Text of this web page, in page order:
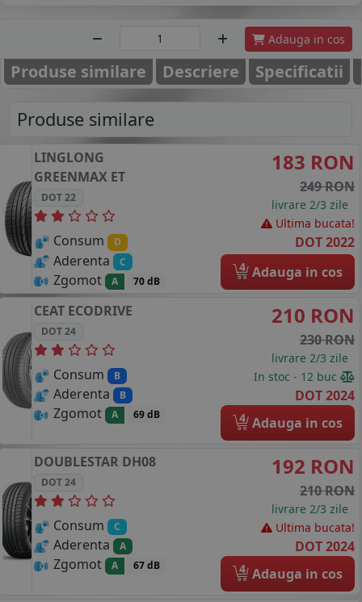
Adauga in cos
Produse similare Descriere Specificatii
Produse similare
LINGLONG
GREENMAX ET
DOT 22
Consum D
Aderenta C
Zgomot A 70 dB
183 RON
249 RON
livrare 2/3 zile
Ultima bucata!
DOT 2022
4 Adauga in cos
CEAT ECODRIVE
DOT 24
Consum B
Aderenta B
Zgomot A 69 dB
210 RON
230 RON
livrare 2/3 zile
In stoc - 12 buc
DOT 2024
4 Adauga in cos
DOUBLESTAR DH08
DOT 24
Consum C
Aderenta A
Zgomot A 67 dB
192 RON
210 RON
livrare 2/3 zile
Ultima bucata!
DOT 2024
4 Adauga in cos